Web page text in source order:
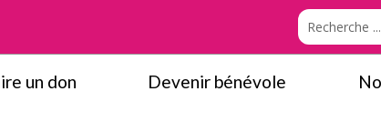
un don Devenir bénévole